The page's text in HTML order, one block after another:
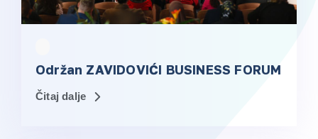
Održan ZAVIDOVIĆI BUSINESS FORUM
Čitaj dalje